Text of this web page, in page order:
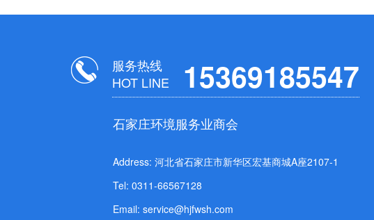
服务热线
HOT LINE
15369185547
石家庄环境服务业商会
Address: 河北省石家庄市新华区宏基商城A座2107-1
Tel: 0311-66567128
Email: service@hjfwsh.com